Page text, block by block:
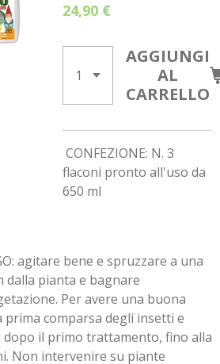
24,90 €
AGGIUNGI
AL
CARRELLO
CONFEZIONE: N. 3
flaconi pronto all'uso da
650 ml
agitare bene e spruzzare a una
dalla pianta e bagnare
Per avere una buona
prima comparsa degli insetti e
il primo trattamento, fino alla
Non intervenire su piante